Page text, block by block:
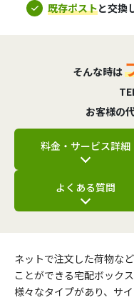
既存ポストと交換
そんな時は
お客様の
料金・サービス詳細
よくある質問
ネットで注文した荷物な
ことができる宅配ボックス
様々なタイプがあり、サ